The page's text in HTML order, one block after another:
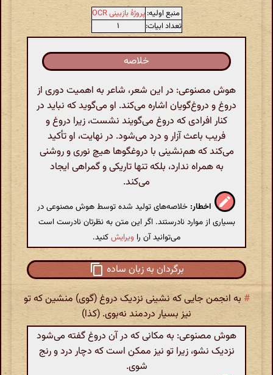
منبع اولیه: پروژهٔ بازبینی OCR
تعداد ابیات:
۱
خلاصه
هوش مصنوعی: در این شعر، شاعر به اهمیت دوری از
دروغ و دروغ‌گویان اشاره می‌کند. او می‌گوید که نباید در
کنار افرادی که دروغ می‌گویند نشست، زیرا دروغ و
فریب باعث آزار و درد می‌شود. در نهایت، او تأکید
می‌کند که هم‌نشینی با دروغگوها هیچ نوری و روشنی
به همراه ندارد، بلکه تنها تاریکی و گمراهی ایجاد
می‌کند.
اخطار: خلاصه‌های تولید شده توسط هوش مصنوعی در
بسیاری از موارد نادرستند. اگر این متن به نظرتان نادرست است
می‌توانید آن را ویرایشکنید.
برگردان به زبان ساده
# به انجمن جایی که نشینی نزدیک دروغ ‌(گوی‌) منشین که تو
نیز بسیار دردمند نه‌بوی‌. (کذا)
هوش مصنوعی: به مکانی که در آن دروغ گفته می‌شود
نزدیک نشو، زیرا تو نیز ممکن است که دچار درد و رنج
شوی.